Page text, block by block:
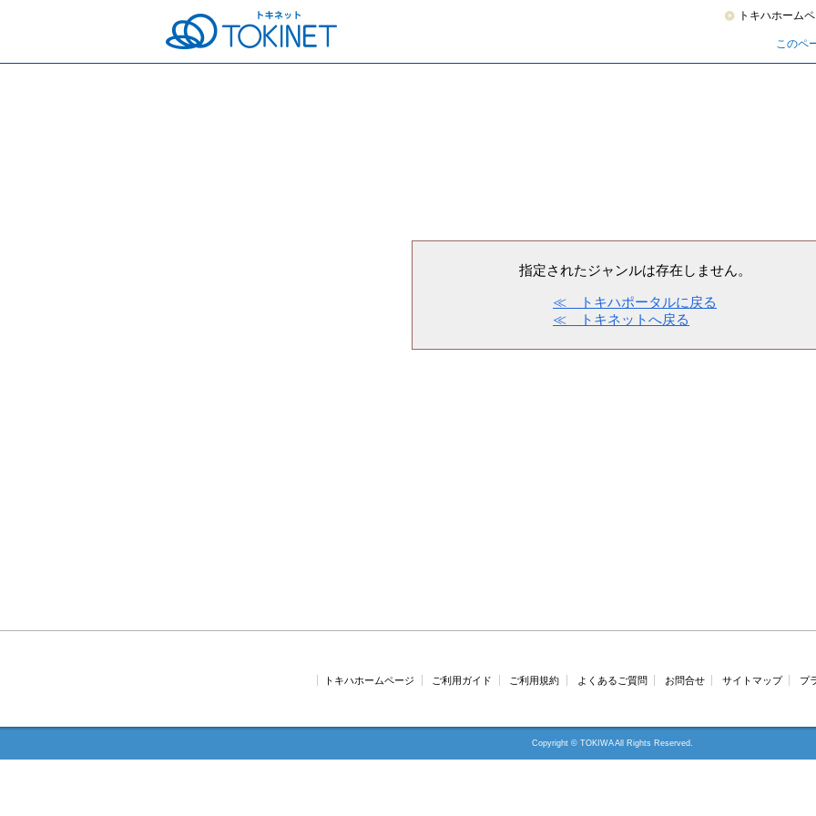
トキハホーム
このペ
指定されたジャンルは存在しません。
≪ トキハポータルに戻る
≪ トキネットへ戻る
トキハホームページ ご利用ガイド ご利用規約 よくあるご質問 お問合せ サイトマップ プ
Copyright © TOKIWA All Rights Reserved.